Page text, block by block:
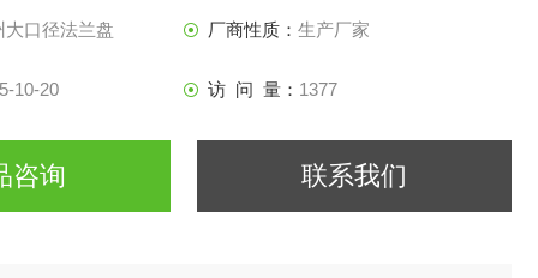
大口径法兰盘 厂商性质： 生产厂家
10-20 访 问 量： 1377
咨询 联系我们